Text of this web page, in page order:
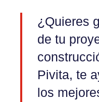
¿Quieres
de tu
Pivita, te
los